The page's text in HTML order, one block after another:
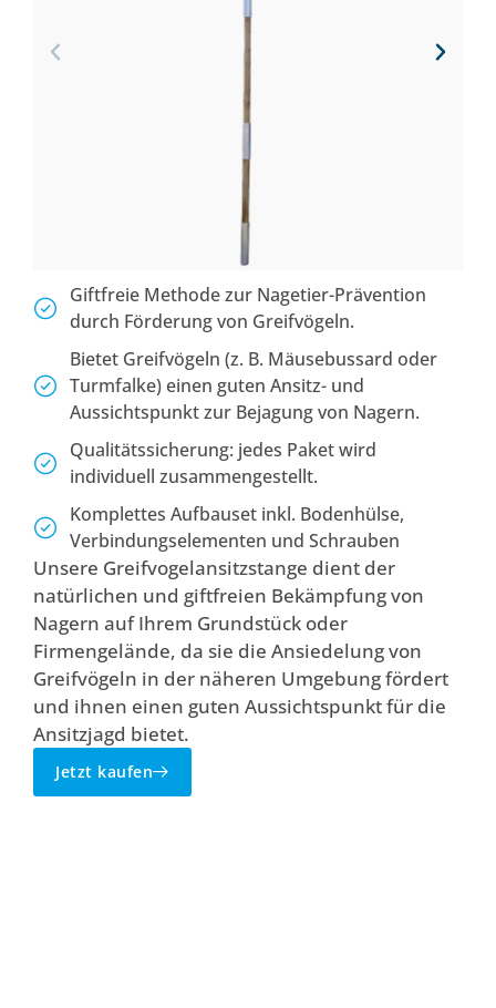
Giftfreie Methode zur Nagetier-Prävention
durch Förderung von Greifvögeln.
Bietet Greifvögeln (z. B. Mäusebussard oder
Turmfalke) einen guten Ansitz- und
Aussichtspunkt zur Bejagung von Nagern.
Qualitätssicherung: jedes Paket wird
individuell zusammengestellt.
Komplettes Aufbauset inkl. Bodenhülse,
Verbindungselementen und Schrauben
Unsere Greifvogelansitzstange dient der
natürlichen und giftfreien Bekämpfung von
Nagern auf Ihrem Grundstück oder
Firmengelände, da sie die Ansiedelung von
Greifvögeln in der näheren Umgebung fördert
und ihnen einen guten Aussichtspunkt für die
Ansitzjagd bietet.
Jetzt kaufen